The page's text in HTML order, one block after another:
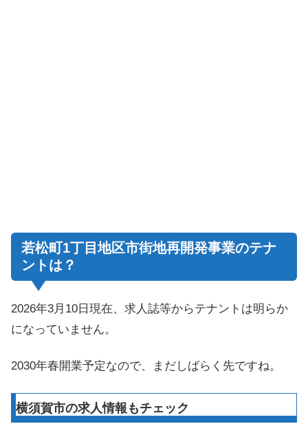
若松町1丁目地区市街地再開発事業のテナ
ントは？
2026年3月10日現在、求人誌等からテナントは明らか
になっていません。
2030年春開業予定なので、まだしばらく先ですね。
横須賀市の求人情報もチェック